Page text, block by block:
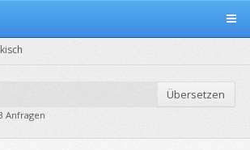
Übersetzen
Anfragen